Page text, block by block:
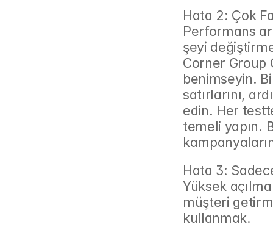
Hata 2: Çok
Performans
şeyi
Corner Group
benimseyin.
satırlarını,
edin. Her
temeli yapın.
Hata 3:
Yüksek
müşteri
kullanmak.